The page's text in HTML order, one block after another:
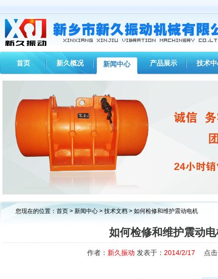
首页 新久概况 新闻中心 产品展示 技术
您现在的位置： 首页 > 新闻中心 > 技术文档 > 如何检修和维护震动电机
如何检修和维护震动
作者： 新久振动 发表于： 2014/2/17 点击